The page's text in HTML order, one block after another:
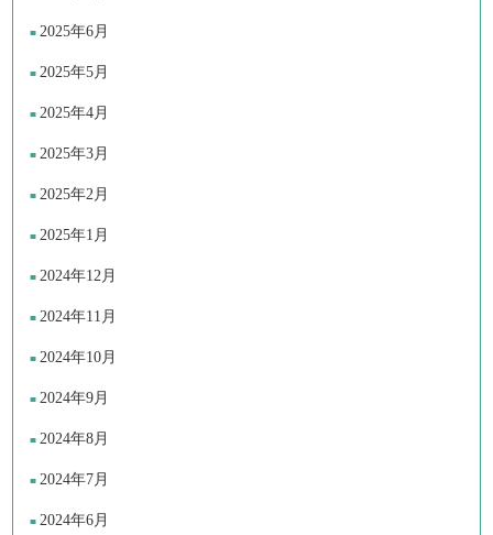
2025年6月
2025年5月
2025年4月
2025年3月
2025年2月
2025年1月
2024年12月
2024年11月
2024年10月
2024年9月
2024年8月
2024年7月
2024年6月